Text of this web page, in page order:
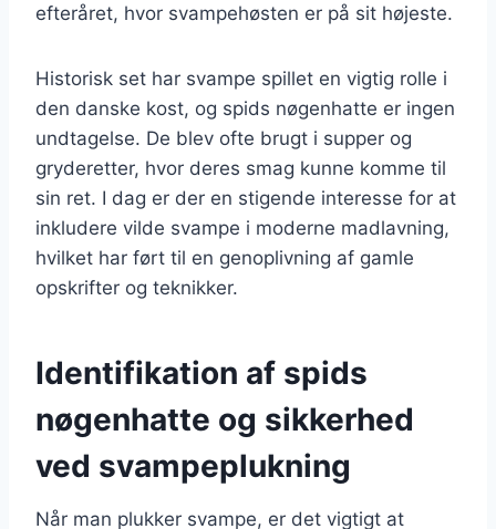
efteråret, hvor svampehøsten er på sit højeste.
Historisk set har svampe spillet en vigtig rolle i
den danske kost, og spids nøgenhatte er ingen
undtagelse. De blev ofte brugt i supper og
gryderetter, hvor deres smag kunne komme til
sin ret. I dag er der en stigende interesse for at
inkludere vilde svampe i moderne madlavning,
hvilket har ført til en genoplivning af gamle
opskrifter og teknikker.
Identifikation af spids
nøgenhatte og sikkerhed
ved svampeplukning
Når man plukker svampe, er det vigtigt at